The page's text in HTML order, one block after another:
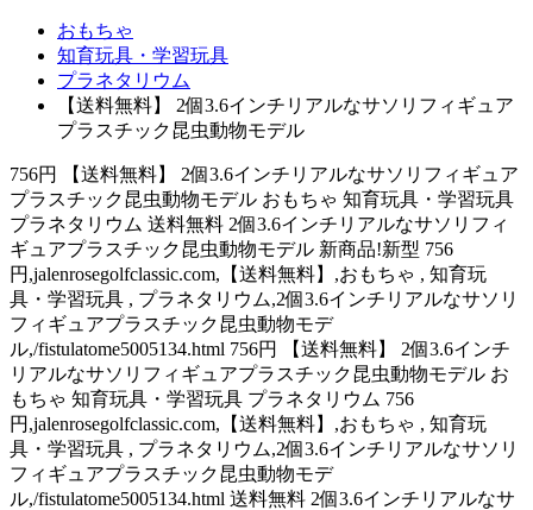
おもちゃ
知育玩具・学習玩具
プラネタリウム
【送料無料】 2個3.6インチリアルなサソリフィギュア
プラスチック昆虫動物モデル
756円 【送料無料】 2個3.6インチリアルなサソリフィギュア
プラスチック昆虫動物モデル おもちゃ 知育玩具・学習玩具
プラネタリウム 送料無料 2個3.6インチリアルなサソリフィ
ギュアプラスチック昆虫動物モデル 新商品!新型 756
円,jalenrosegolfclassic.com,【送料無料】,おもちゃ , 知育玩
具・学習玩具 , プラネタリウム,2個3.6インチリアルなサソリ
フィギュアプラスチック昆虫動物モデ
ル,/fistulatome5005134.html 756円 【送料無料】 2個3.6インチ
リアルなサソリフィギュアプラスチック昆虫動物モデル お
もちゃ 知育玩具・学習玩具 プラネタリウム 756
円,jalenrosegolfclassic.com,【送料無料】,おもちゃ , 知育玩
具・学習玩具 , プラネタリウム,2個3.6インチリアルなサソリ
フィギュアプラスチック昆虫動物モデ
ル,/fistulatome5005134.html 送料無料 2個3.6インチリアルなサ